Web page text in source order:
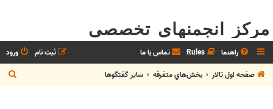
مرکز انجمنهای تخصصی
راهنما Rules تماس با ما ورود
ثبت نام
صفحه اول تالار
بخش‌‌هاي متفرقه ساير گفتگوها
س